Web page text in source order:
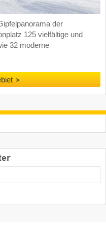
der
125 vielfältige und
32 moderne